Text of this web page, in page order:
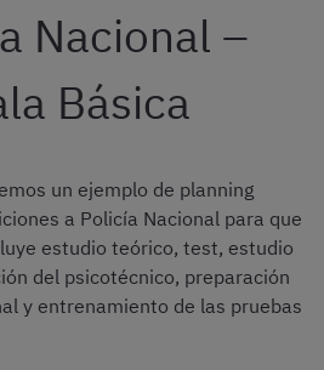
Nacional –
Básica
un ejemplo de planning
a Policía Nacional para que
estudio teórico, test, estudio
del psicotécnico, preparación
y entrenamiento de las pruebas